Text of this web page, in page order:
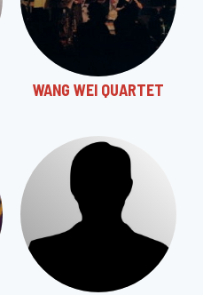
WANG WEI QUARTET